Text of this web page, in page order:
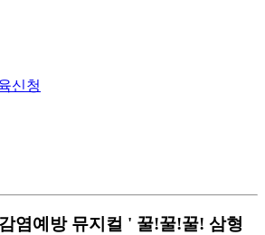
신청
염예방 뮤지컬 ' 꿀!꿀!꿀! 삼형